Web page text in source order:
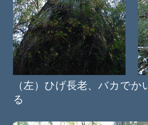
（左）ひげ長老、バカ
る